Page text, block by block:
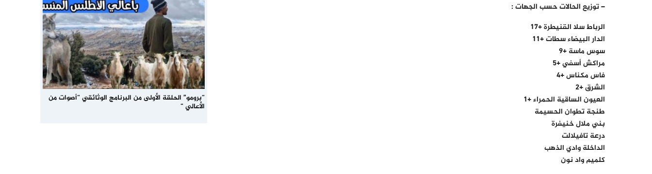
– توزيع الحالات حسب الجهات :
الرباط سلا القنيطرة +17
الدار البيضاء سطات +11
سوس ماسة +9
مراكش أسفي +5
فاس مكناس +4
الشرق +2
العيون الساقية الحمراء +1
طنجة تطوان الحسيمة
بني ملال خنيفرة
درعة تافيلالت
الداخلة وادي الذهب
كلميم واد نون
“برومو” الحلقة الأولى من البرنامج الوثائقي “أصوات من
الأعالي “